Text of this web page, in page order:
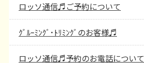
ロッソ通信♬ご予約について
ｸﾞﾙｰﾐﾝｸﾞ･ﾄﾘﾐﾝｸﾞのお客様♬
ロッソ通信♬予約のお電話について